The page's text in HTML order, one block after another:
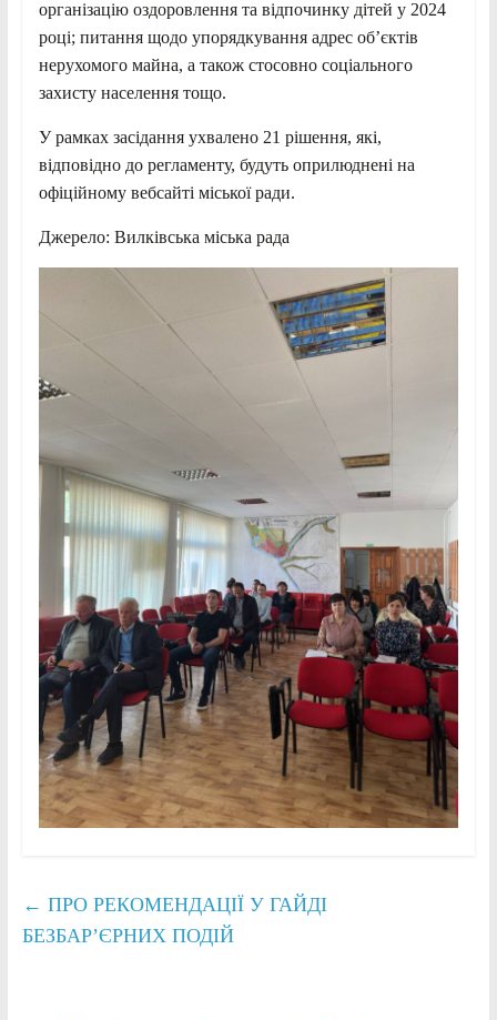
організацію оздоровлення та відпочинку дітей у 2024
році; питання щодо упорядкування адрес об’єктів
нерухомого майна, а також стосовно соціального
захисту населення тощо.
У рамках засідання ухвалено 21 рішення, які,
відповідно до регламенту, будуть оприлюднені на
офіційному вебсайті міської ради.
Джерело: Вилківська міська рада
← ПРО РЕКОМЕНДАЦІЇ У ГАЙДІ
БЕЗБАР’ЄРНИХ ПОДІЙ